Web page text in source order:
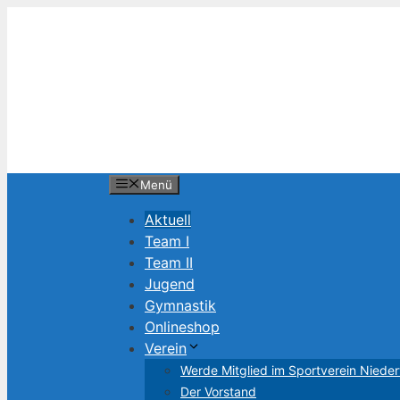
Menü
Aktuell
Team I
Team II
Jugend
Gymnastik
Onlineshop
Verein
Werde Mitglied im Sportverein
Der Vorstand